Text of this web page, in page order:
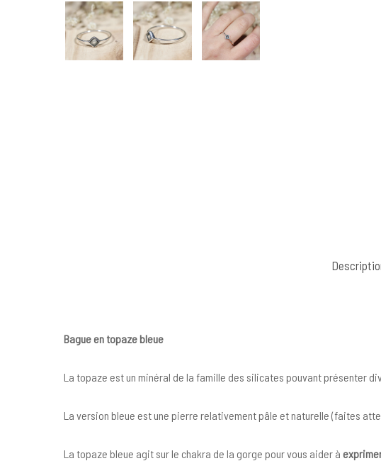
Bague en topaze bleue
La topaze est un minéral de la famille des silicates pouvant présenter
La version bleue est une pierre relativement pâle et naturelle (faites
La topaze bleue agit sur le chakra de la gorge pour vous aider à